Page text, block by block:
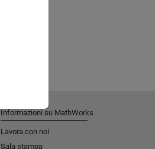
Informazioni su MathWorks
Lavora con noi
Sala stampa